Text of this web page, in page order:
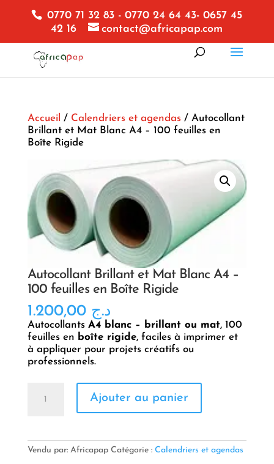
0770 71 32 83 - 0770 24 64 43- 0657 45
42 16
contact@africapap.com
Accueil / Calendriers et agendas/ Autocollant
Brillant et Mat Blanc A4 – 100 feuilles en
Boîte Rigide
Autocollant Brillant et Mat Blanc A4 –
100 feuilles en Boîte Rigide
د.ج 1.200,00
Autocollants A4 blanc – brillant ou mat, 100
feuilles en boîte rigide, faciles à imprimer et
à appliquer pour projets créatifs ou
professionnels.
Autocollant
Mat
Ajouter au panier
Vendu par: Africapap Catégorie : Calendriers et agendas